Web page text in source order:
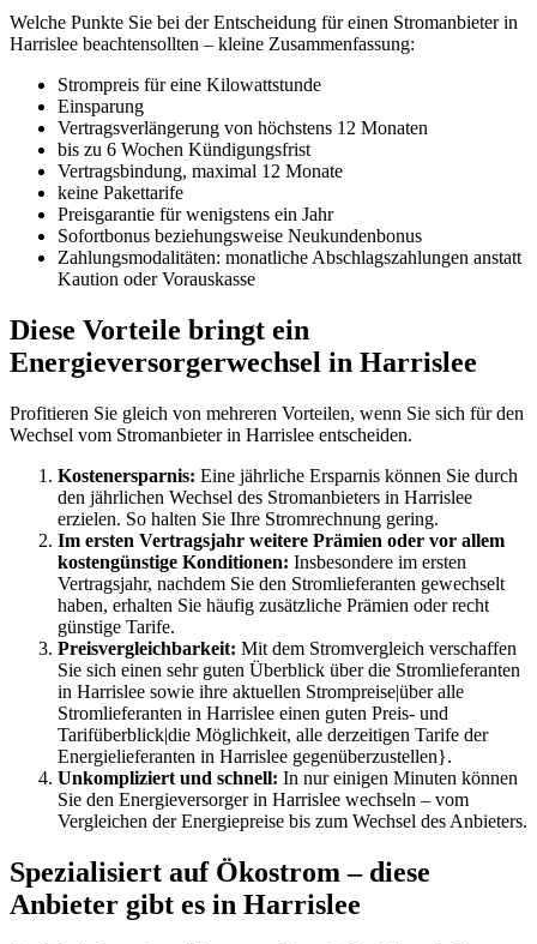
Welche Punkte Sie bei der Entscheidung für einen Stromanbieter in
Harrislee beachtensollten – kleine Zusammenfassung:
Strompreis für eine Kilowattstunde
Einsparung
Vertragsverlängerung von höchstens 12 Monaten
bis zu 6 Wochen Kündigungsfrist
Vertragsbindung, maximal 12 Monate
keine Pakettarife
Preisgarantie für wenigstens ein Jahr
Sofortbonus beziehungsweise Neukundenbonus
Zahlungsmodalitäten: monatliche Abschlagszahlungen anstatt
Kaution oder Vorauskasse
Diese Vorteile bringt ein
Energieversorgerwechsel in Harrislee
Profitieren Sie gleich von mehreren Vorteilen, wenn Sie sich für den
Wechsel vom Stromanbieter in Harrislee entscheiden.
Kostenersparnis: Eine jährliche Ersparnis können Sie durch
den jährlichen Wechsel des Stromanbieters in Harrislee
erzielen. So halten Sie Ihre Stromrechnung gering.
Im ersten Vertragsjahr weitere Prämien oder vor allem
kostengünstige Konditionen: Insbesondere im ersten
Vertragsjahr, nachdem Sie den Stromlieferanten gewechselt
haben, erhalten Sie häufig zusätzliche Prämien oder recht
günstige Tarife.
Preisvergleichbarkeit: Mit dem Stromvergleich verschaffen
Sie sich einen sehr guten Überblick über die Stromlieferanten
in Harrislee sowie ihre aktuellen Strompreise|über alle
Stromlieferanten in Harrislee einen guten Preis- und
Tarifüberblick|die Möglichkeit, alle derzeitigen Tarife der
Energielieferanten in Harrislee gegenüberzustellen}.
Unkompliziert und schnell: In nur einigen Minuten können
Sie den Energieversorger in Harrislee wechseln – vom
Vergleichen der Energiepreise bis zum Wechsel des Anbieters.
Spezialisiert auf Ökostrom – diese
Anbieter gibt es in Harrislee